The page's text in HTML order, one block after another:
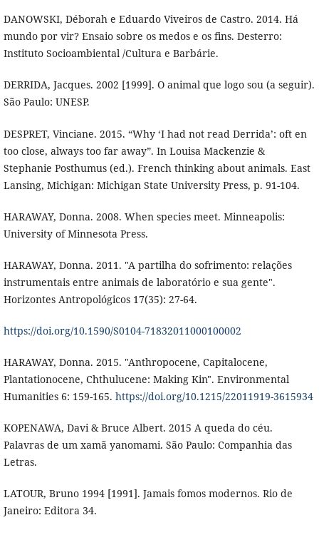
DANOWSKI, Déborah e Eduardo Viveiros de Castro. 2014. Há
mundo por vir? Ensaio sobre os medos e os fins. Desterro:
Instituto Socioambiental /Cultura e Barbárie.
DERRIDA, Jacques. 2002 [1999]. O animal que logo sou (a seguir).
São Paulo: UNESP.
DESPRET, Vinciane. 2015. “Why ‘I had not read Derrida’: oft en
too close, always too far away”. In Louisa Mackenzie &
Stephanie Posthumus (ed.). French thinking about animals. East
Lansing, Michigan: Michigan State University Press, p. 91-104.
HARAWAY, Donna. 2008. When species meet. Minneapolis:
University of Minnesota Press.
HARAWAY, Donna. 2011. "A partilha do sofrimento: relações
instrumentais entre animais de laboratório e sua gente".
Horizontes Antropológicos 17(35): 27-64.
https://doi.org/10.1590/S0104-71832011000100002
HARAWAY, Donna. 2015. "Anthropocene, Capitalocene,
Plantationocene, Chthulucene: Making Kin". Environmental
Humanities 6: 159-165. https://doi.org/10.1215/22011919-3615934
KOPENAWA, Davi & Bruce Albert. 2015 A queda do céu.
Palavras de um xamã yanomami. São Paulo: Companhia das
Letras.
LATOUR, Bruno 1994 [1991]. Jamais fomos modernos. Rio de
Janeiro: Editora 34.